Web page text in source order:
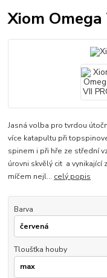
Xiom Omega
Jasná volba pro tvrdou
více katapultu při
spinem i při hře ze střední
úrovni skvělý cit a vynikající
míčem nejl... celý popis
Barva
Tloušťka houby